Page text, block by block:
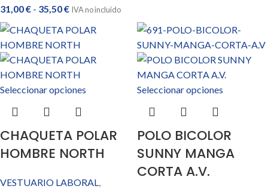
31,00€ - 35,50€ IVA no incluido
Seleccionar opciones
CHAQUETA POLAR
HOMBRE NORTH
VESTUARIO LABORAL,
Seleccionar opciones
POLO BICOLOR
SUNNY MANGA
CORTA A.V.